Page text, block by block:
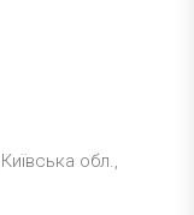
обл.,